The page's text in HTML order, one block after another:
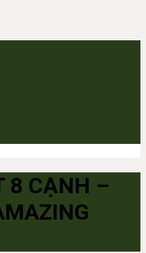
8 CẠNH –